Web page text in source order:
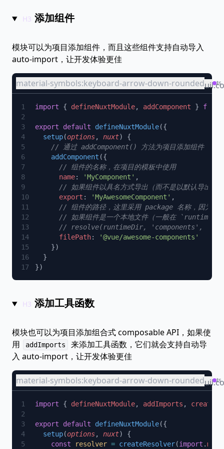
添加组件
模块可以为项目添加组件，而且这些组件支持自动导入
auto-import，让开发体验更佳
material-symbols:keyboard-arrow-down-rounded ts
import { defineNuxtModule, addComponent } from
export default defineNuxtModule
  setup
(options, nuxt
    addComponent
      name
: 'MyComponent'
      export
: 'MyAwesomeComponent'
      filePath
:
添加工具函数
模块也可以为项目添加组合式 composable API，如果使
用
addImports
来添加工具函数，它们就会支持自动导
入 auto-import，让开发体验更佳
material-symbols:keyboard-arrow-down-rounded ts
import { defineNuxtModule, addImports ,
export default defineNuxtModule
  setup
(options, nuxt
    const
resolver = createResolver(import .meta